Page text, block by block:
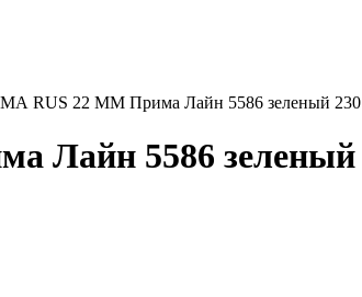
RUS 22 ММ Прима Лайн 5586 зеленый
5586 зеленый